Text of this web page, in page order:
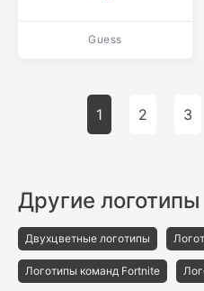
Guess
1 2 3
Другие логотипы
Двухцветные логотипы
Логотипы команд Fortnite